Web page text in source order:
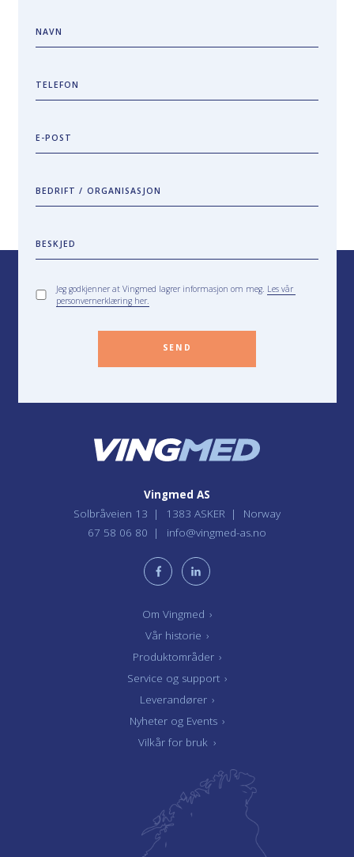
NAVN
TELEFON
E-POST
BEDRIFT / ORGANISASJON
BESKJED
Jeg godkjenner at Vingmed lagrer informasjon om meg. Les vår
personvernerklæring her.
SEND
Om Vingmed ›
Vår historie ›
Produktområder ›
Service og support ›
Leverandører ›
Nyheter og Events ›
Vilkår for bruk ›
Vingmed AS
Solbråveien 13
1383 ASKER
Norway
67 58 06 80
info@vingmed-as.no